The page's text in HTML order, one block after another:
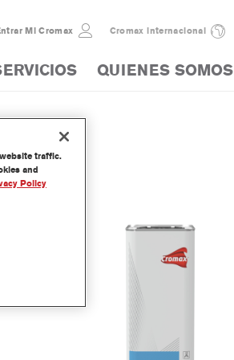
Mi Cromax Cromax internacional
QUIENES SOMOS
traffic.
and
Policy